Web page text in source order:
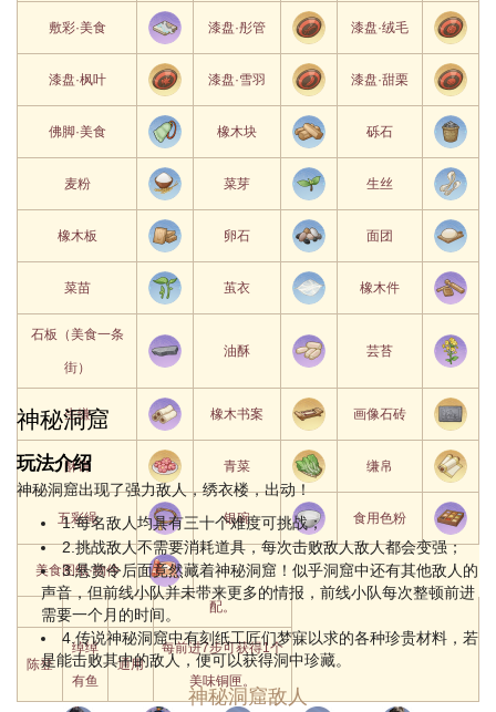
100%
马超
加鞭
在饕餮盛宴中，第一
次混入拥挤的人群不
打断连吃计数。
该技能不会随历险等级提
饱
在饕餮盛宴中，满连
吃时额外获得1个美
诸葛 得龙
望薯
美食
在资深美食猎人事件
外获得1个美味铜
匣。
祢衡
赌怪
直觉
在馋嘴食客事件中，
排除1项错误答案。
老吃
家
馋嘴
食客
在馋嘴食客事件中，
选择勉强搭配的物
品，也能组成最佳搭
配。
陈登
绰绰
有鱼
通用
每前进7步可获得1个
美味铜匣。
取
主 榜 ×20 ×20 ×20
敷彩·美食 漆盘·彤管 漆盘·绒毛
漆盘·枫叶 漆盘·雪羽 漆盘·甜栗
佛脚·美食 橡木块 砾石
麦粉 菜芽 生丝
橡木板 卵石 面团
菜苗 茧衣 橡木件
石板（美食一条
街）
油酥 芸苔
生缣 橡木书案 画像石砖
酥饼 青菜 缣帛
五彩绳 银碗 食用色粉
美食图纸·物件
神秘洞窟
玩法介绍
神秘洞窟出现了强力敌人，绣衣楼，出动！
1.每名敌人均具有三十个难度可挑战；
2.挑战敌人不需要消耗道具，每次击败敌人敌人都会变强；
3.悬赏令后面竟然藏着神秘洞窟！似乎洞窟中还有其他敌人的
声音，但前线小队并未带来更多的情报，前线小队每次整顿前进
需要一个月的时间。
4.传说神秘洞窟中有刻纸工匠们梦寐以求的各种珍贵材料，若
是能击败其中的敌人，便可以获得洞中珍藏。
神秘洞窟敌人